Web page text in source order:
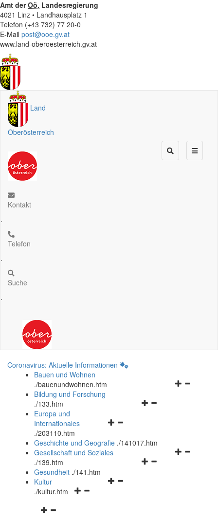
Amt derOö. Landesregierung
4021 Linz • Landhausplatz 1
Telefon (+43 732) 77 20-0
E-Mail post@ooe.gv.at
www.land-oberoesterreich.gv.at
Land
Oberösterreich
Kontakt
.
Telefon
.
Suche
.
Coronavirus: Aktuelle Informationen
Bauen und Wohnen
./bauenundwohnen.htm
Navigationsmenü
Bildung und Forschung
./133.htm
Navigationsmenü
und
schließen
Europa und
Internationales
./203110.htm
Geschichte und Geografie ./141017.htm
Navigationsmenü
Gesellschaft und Soziales
./139.htm
Navigationsmenü
Gesundheit ./141.htm
Navigationsmenü
Kultur
./kultur.htm
Navigationsmenü